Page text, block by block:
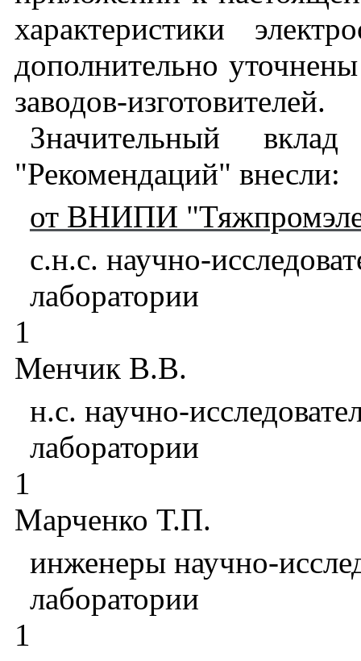
характеристики
дополнительно
заводов-изготовителей.
Значительный
"Рекомендаций" внесли:
от ВНИПИ
с.н.с. научно-
1
Менчик В.В.
н.с. научно-
1
Марченко Т.П.
инженеры научно-
1